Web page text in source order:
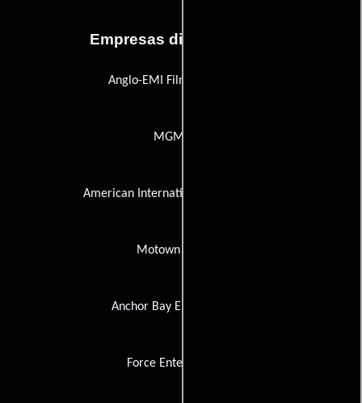
Empresas distribuidoras
Anglo-EMI Film Distributors
MGM-EMI
American International Pictures (AIP)
Motown Records
Anchor Bay Entertainment
Force Entertainment